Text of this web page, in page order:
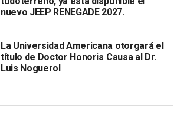
nuevo JEEP RENEGADE 2027.
La Universidad Americana otorgará el
título de Doctor Honoris Causa al Dr.
Luis Noguerol